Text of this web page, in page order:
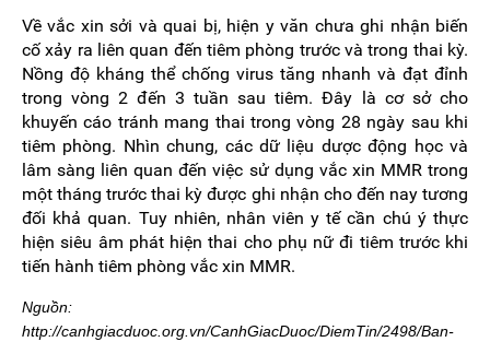
Về vắc xin sởi và quai bị, hiện y văn chưa ghi nhận biến
cố xảy ra liên quan đến tiêm phòng trước và trong thai kỳ.
Nồng độ kháng thể chống virus tăng nhanh và đạt đỉnh
trong vòng 2 đến 3 tuần sau tiêm. Đây là cơ sở cho
khuyến cáo tránh mang thai trong vòng 28 ngày sau khi
tiêm phòng. Nhìn chung, các dữ liệu dược động học và
lâm sàng liên quan đến việc sử dụng vắc xin MMR trong
một tháng trước thai kỳ được ghi nhận cho đến nay tương
đối khả quan. Tuy nhiên, nhân viên y tế cần chú ý thực
hiện siêu âm phát hiện thai cho phụ nữ đi tiêm trước khi
tiến hành tiêm phòng vắc xin MMR.
Nguồn:
http://canhgiacduoc.org.vn/CanhGiacDuoc/DiemTin/2498/Ban-